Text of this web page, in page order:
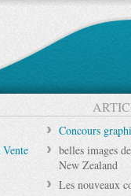
Concours
belles images
New Zealand
Les nouveaux